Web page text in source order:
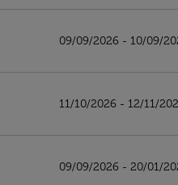
09/09/2026 - 10/09/
11/10/2026 - 12/11/
09/09/2026 - 20/01/